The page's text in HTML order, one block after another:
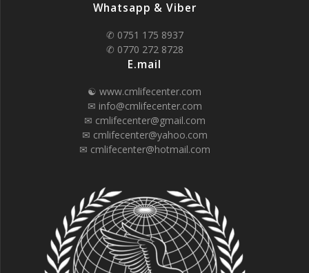
Whatsapp & Viber
✆ 0751 175 8937
✆ 0770 272 8728
E.mail
☯ www.cmlifecenter.com
✉ info@cmlifecenter.com
✉ cmlifecenter@gmail.com
✉ cmlifecenter@yahoo.com
✉ cmlifecenter@hotmail.com